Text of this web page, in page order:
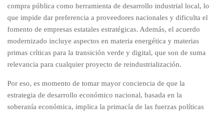
compra pública como herramienta de desarrollo industrial local, lo
que impide dar preferencia a proveedores nacionales y dificulta el
fomento de empresas estatales estratégicas. Además, el acuerdo
modernizado incluye aspectos en materia energética y materias
primas críticas para la transición verde y digital, que son de suma
relevancia para cualquier proyecto de reindustrialización.
Por eso, es momento de tomar mayor conciencia de que la
estrategia de desarrollo económico nacional, basada en la
soberanía económica, implica la primacía de las fuerzas políticas